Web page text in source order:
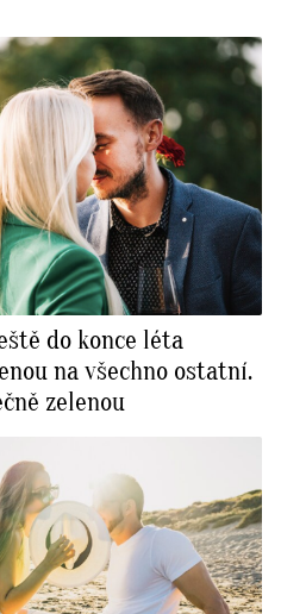
do konce léta
na všechno ostatní.
zelenou